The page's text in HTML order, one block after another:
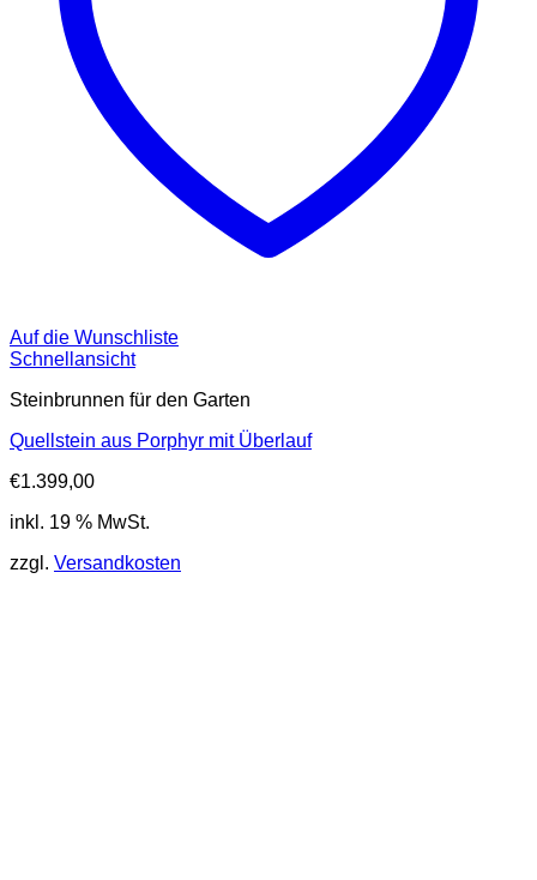
Auf die Wunschliste
Schnellansicht
Steinbrunnen für den Garten
Quellstein aus Porphyr mit Überlauf
€1.399,00
inkl. 19 % MwSt.
zzgl. Versandkosten